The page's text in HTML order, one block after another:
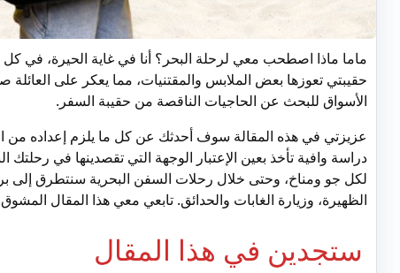
ماما ماذا اصطحب معي لرحلة البحر؟ أنا في غاية الحيرة، في
حقيبتي تعوزها بعض الملابس والمقتنيات، مما يعكر على العائلة
الأسواق للبحث عن الحاجيات الناقصة من حقيبة السفر.
عزيزتي في هذه المقالة سوف أحدثك عن كل ما يلزم إعداده من
دراسة وافية تأخذ بعين الإعتبار الوجهة التي تقصدينها في رحلتك
لكل جو ومناخ، وحتى خلال رحلات السفن البحرية سنتطرق إلى
الظهيرة، وزيارة الغابات والحدائق. تابعي معي هذا المقال
ستجدين في هذا المقال